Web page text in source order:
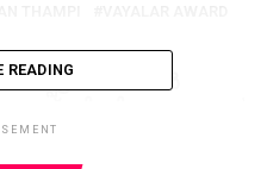
വനിതകള്‍
READING